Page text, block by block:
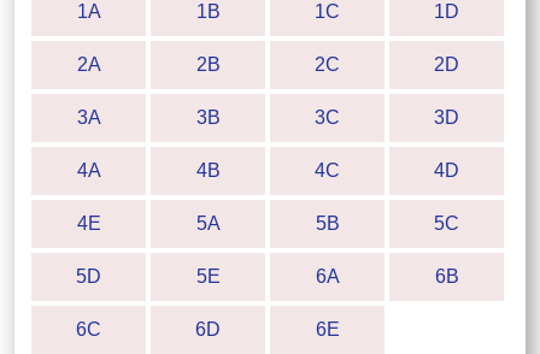
1A 1B 1C 1D
2A 2B 2C 2D
3A 3B 3C 3D
4A 4B 4C 4D
4E 5A 5B 5C
5D 5E 6A 6B
6C 6D 6E